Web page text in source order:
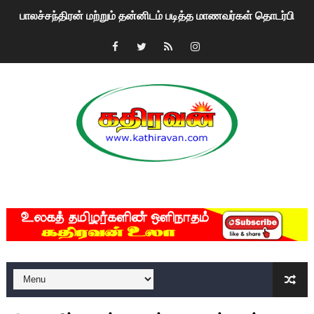
பாலச்சந்திரன் மற்றும் தன்னிடம் படித்த மாணவர்கள் தொடர்பில்
பிரிட்டனால் கடத்தப்படும் நிலையில் இலங்கைத் தமிழ்
கைது செய்யப்பட்ட இளைஞன் உயிரிழப்பு - கொதித்தெழுந்த
தடுப்பூசியை பெற்றுக் கொள்ளக் கூடிய இடங்கள்...
பிரபல நடிகை தூக்கிட்டு தற்கொலை!
வடிவேலுவுக்கு நீதிமன்றம் விதித்துள்ள அதிரடி உத்தரவு!
தியாகதீபம் லெப்.கேணல் திலீபன், கேணல் சங்கர் ஆகியோரின்
ஐ.நா முன்றலில் சீரற்ற காலநிலையிலும் தமிழின அழிப்பிற்கு